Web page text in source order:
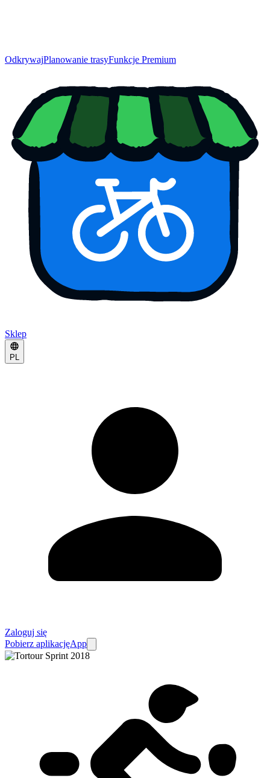
OdkrywajPlanowanie trasyFunkcje Premium
Sklep
PL
Zaloguj się
Pobierz aplikacjęApp